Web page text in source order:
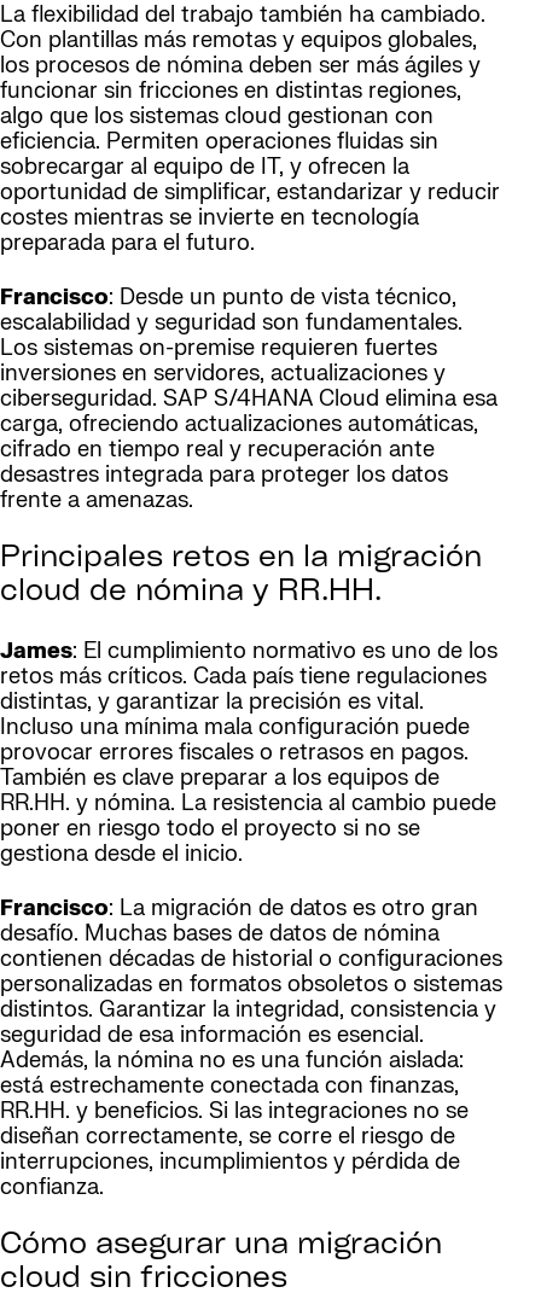
La flexibilidad del trabajo también ha cambiado.
Con plantillas más remotas y equipos globales,
los procesos de nómina deben ser más ágiles y
funcionar sin fricciones en distintas regiones,
algo que los sistemas cloud gestionan con
eficiencia. Permiten operaciones fluidas sin
sobrecargar al equipo de IT, y ofrecen la
oportunidad de simplificar, estandarizar y reducir
costes mientras se invierte en tecnología
preparada para el futuro.
Francisco: Desde un punto de vista técnico,
escalabilidad y seguridad son fundamentales.
Los sistemas on-premise requieren fuertes
inversiones en servidores, actualizaciones y
ciberseguridad. SAP S/4HANA Cloud elimina esa
carga, ofreciendo actualizaciones automáticas,
cifrado en tiempo real y recuperación ante
desastres integrada para proteger los datos
frente a amenazas.
Principales retos en la migración
cloud de nómina y RR.HH.
James: El cumplimiento normativo es uno de los
retos más críticos. Cada país tiene regulaciones
distintas, y garantizar la precisión es vital.
Incluso una mínima mala configuración puede
provocar errores fiscales o retrasos en pagos.
También es clave preparar a los equipos de
RR.HH. y nómina. La resistencia al cambio puede
poner en riesgo todo el proyecto si no se
gestiona desde el inicio.
Francisco: La migración de datos es otro gran
desafío. Muchas bases de datos de nómina
contienen décadas de historial o configuraciones
personalizadas en formatos obsoletos o sistemas
distintos. Garantizar la integridad, consistencia y
seguridad de esa información es esencial.
Además, la nómina no es una función aislada:
está estrechamente conectada con finanzas,
RR.HH. y beneficios. Si las integraciones no se
diseñan correctamente, se corre el riesgo de
interrupciones, incumplimientos y pérdida de
confianza.
Cómo asegurar una migración
cloud sin fricciones